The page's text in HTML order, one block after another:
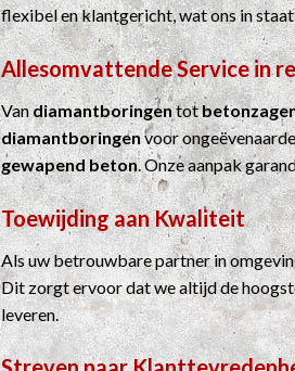
flexibel en klantgericht, wat ons in
Allesomvattende Service in
Vandiamantboringentot
diamantboringenvoor
gewapend beton. Onze aanpak
Toewijding aan Kwaliteit
Als uw betrouwbare partner in
Dit zorgt ervoor dat we altijd de
leveren.